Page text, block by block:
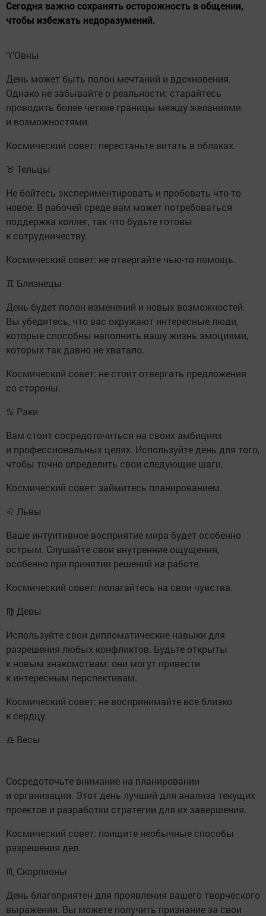
Сегодня важно сохранять осторожность в общении,
чтобы избежать недоразумений.
♈️Овны
День может быть полон мечтаний и вдохновения.
Однако не забывайте о реальности; старайтесь
проводить более четкие границы между желаниями
и возможностями.
Космический совет: перестаньте витать в облаках.
♉ Тельцы
Не бойтесь экспериментировать и пробовать что-то
новое. В рабочей среде вам может потребоваться
поддержка коллег, так что будьте готовы
к сотрудничеству.
Космический совет: не отвергайте чью-то помощь.
♊ Близнецы
День будет полон изменений и новых возможностей.
Вы убедитесь, что вас окружают интересные люди,
которые способны наполнить вашу жизнь эмоциями,
которых так давно не хватало.
Космический совет: не стоит отвергать предложения
со стороны.
♋ Раки
Вам стоит сосредоточиться на своих амбициях
и профессиональных целях. Используйте день для того,
чтобы точно определить свои следующие шаги.
Космический совет: займитесь планированием.
♌ Львы
Ваше интуитивное восприятие мира будет особенно
острым. Слушайте свои внутренние ощущения,
особенно при принятии решений на работе.
Космический совет: полагайтесь на свои чувства.
♍ Девы
Используйте свои дипломатические навыки для
разрешения любых конфликтов. Будьте открыты
к новым знакомствам: они могут привести
к интересным перспективам.
Космический совет: не воспринимайте все близко
к сердцу.
♎ Весы
Сосредоточьте внимание на планировании
и организации. Этот день лучший для анализа текущих
проектов и разработки стратегии для их завершения.
Космический совет: поищите необычные способы
разрешения дел.
♏ Скорпионы
День благоприятен для проявления вашего творческого
выражения. Вы можете получить признание за свои